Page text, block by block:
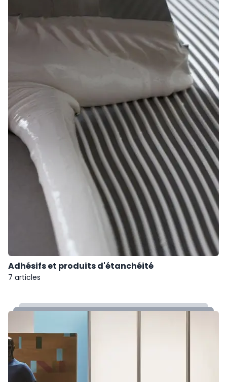
Adhésifs et produits d'étanchéité
7 articles